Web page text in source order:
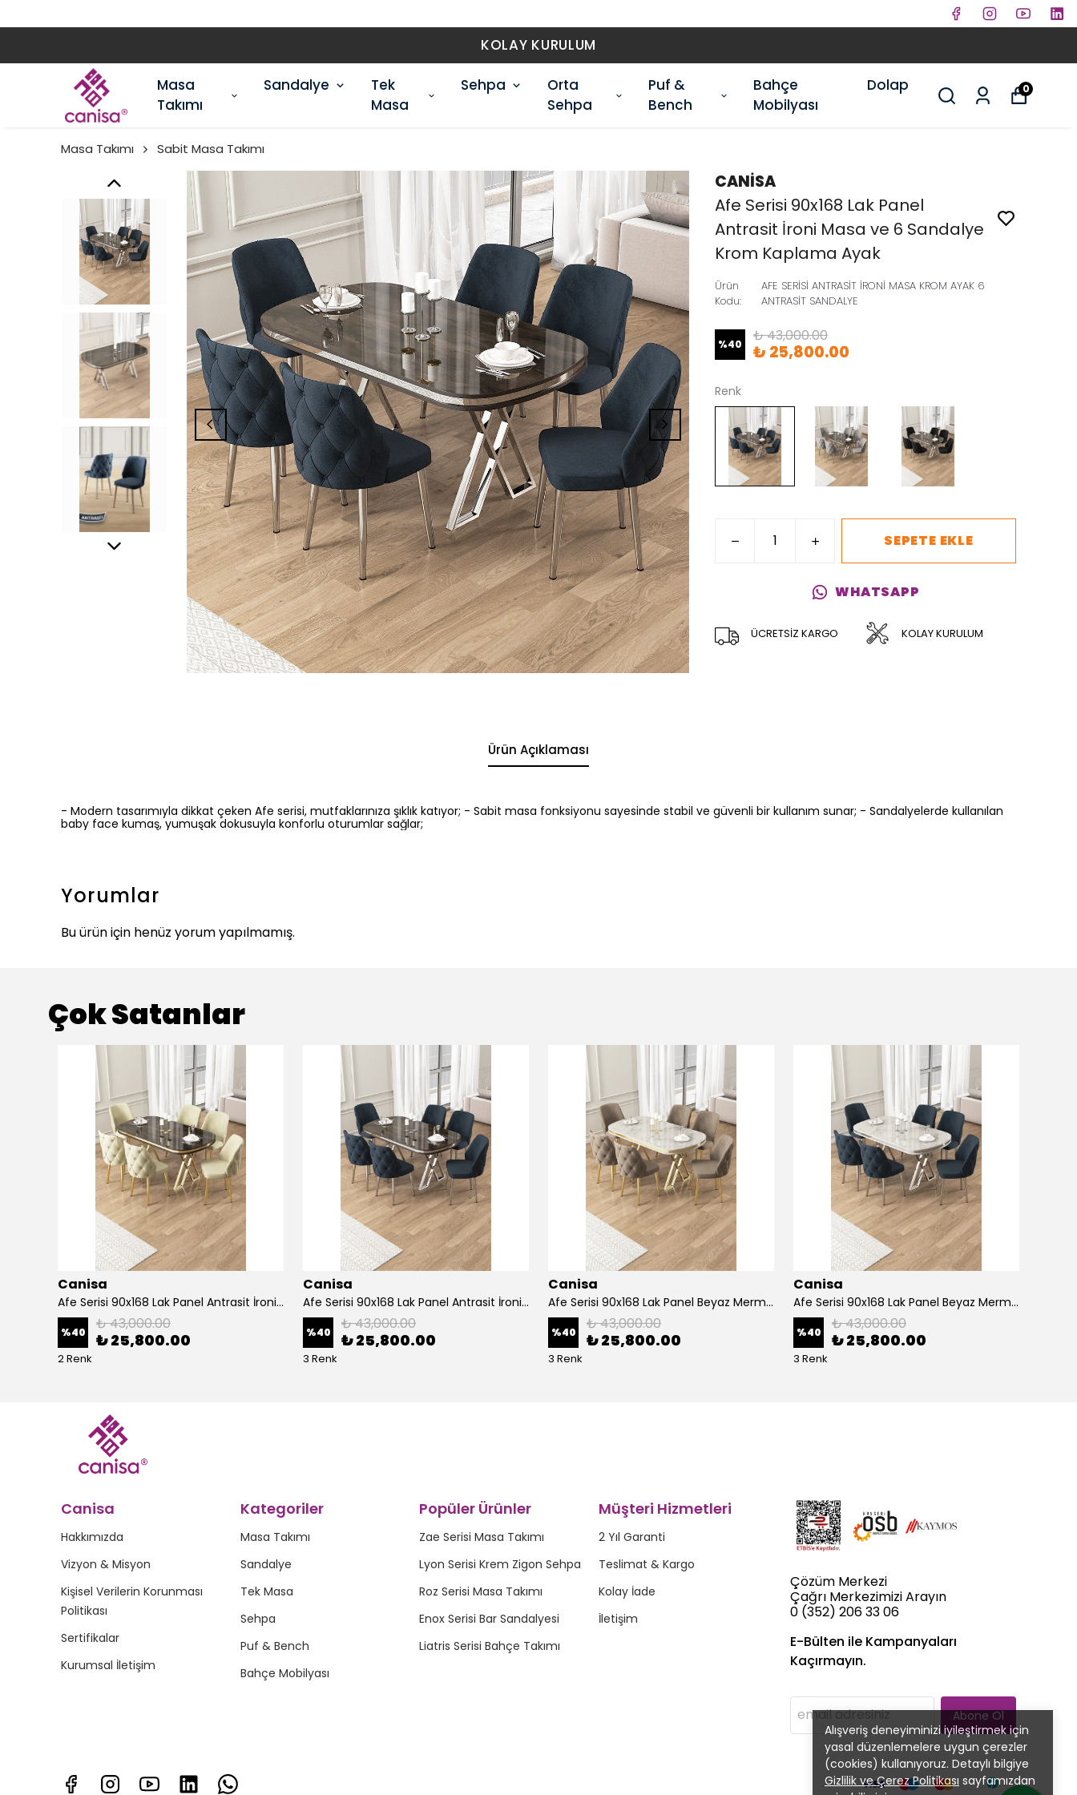
Masa
Takımı
Sandalye
Tek
Masa
Sehpa
Orta
Sehpa
Puf &
Bench
Bahçe
Mobilyası
Dolap 0
Alışveriş deneyiminizi iyileştirmek için
yasal düzenlemelere uygun çerezler
(cookies) kullanıyoruz. Detaylı bilgiye
Gizlilik ve Çerez Politikası sayfamızdan
Masa Takımı Sabit Masa Takımı
CANİSA
Afe Serisi 90x168 Lak Panel
Antrasit İroni Masa ve 6 Sandalye
Krom Kaplama Ayak
Ürün
Kodu:
AFE SERİSİ ANTRASİT İRONİ MASA KROM AYAK 6
ANTRASİT SANDALYE
%40 ₺ 43,000.00
₺ 25,800.00
Renk
SEPETE EKLE
WHATSAPP
ÜCRETSİZ KARGO KOLAY KURULUM
Ürün Açıklaması
- Modern tasarımıyla dikkat çeken Afe serisi, mutfaklarınıza şıklık katıyor; - Sabit masa fonksiyonu sayesinde stabil ve güvenli bir kullanım sunar; - Sandalyelerde kullanılan
baby face kumaş, yumuşak dokusuyla konforlu oturumlar sağlar;
Yorumlar
Bu ürün için henüz yorum yapılmamış.
Çok Satanlar
Canisa
Afe Serisi 90x168 Lak Panel Antrasit İroni Masa ve 6 Sandalye Gold Kaplama Ayak
%40 ₺ 43,000.00
₺ 25,800.00
2 Renk
Canisa
Afe Serisi 90x168 Lak Panel Antrasit İroni Masa ve 6 Sandalye Krom Kaplama Ayak
%40 ₺ 43,000.00
₺ 25,800.00
3 Renk
Canisa
Afe Serisi 90x168 Lak Panel Beyaz Mermer Desen Masa ve 6 Sandalye Gold Kaplama Ayak
%40 ₺ 43,000.00
₺ 25,800.00
3 Renk
Canisa
Afe Serisi 90x168 Lak Panel Beyaz Mermer Desen Masa ve 6 Sandalye Krom Kaplama Ayak
%40 ₺ 43,000.00
₺ 25,800.00
3 Renk
Canisa
Hakkımızda
Vizyon & Misyon
Kişisel Verilerin Korunması
Politikası
Sertifikalar
Kurumsal İletişim
Kategoriler
Masa Takımı
Sandalye
Tek Masa
Sehpa
Puf & Bench
Bahçe Mobilyası
Popüler Ürünler
Zae Serisi Masa Takımı
Lyon Serisi Krem Zigon Sehpa
Roz Serisi Masa Takımı
Enox Serisi Bar Sandalyesi
Liatris Serisi Bahçe Takımı
Müşteri Hizmetleri
2 Yıl Garanti
Teslimat & Kargo
Kolay İade
İletişim
Çözüm Merkezi
Çağrı Merkezimizi Arayın
0 (352) 206 33 06
E-Bülten ile Kampanyaları
Kaçırmayın.
Abone Ol